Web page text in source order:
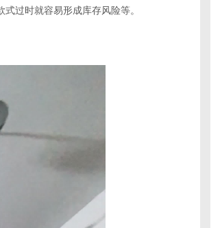
过时就容易形成库存风险等。